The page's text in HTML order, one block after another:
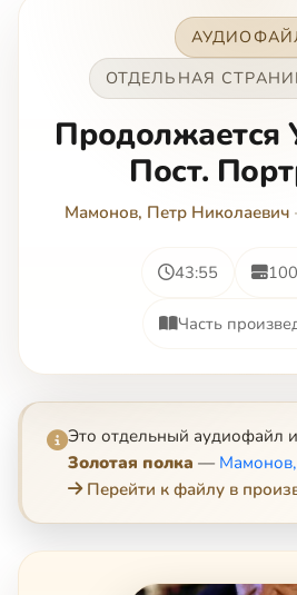
ОТДЕЛЬНАЯ
Продолжается
Пост.
Мамонов, Петр Николаевич
43:55
Часть
Это отдельный аудиофайл
Золотая полка —
Перейти к файлу в